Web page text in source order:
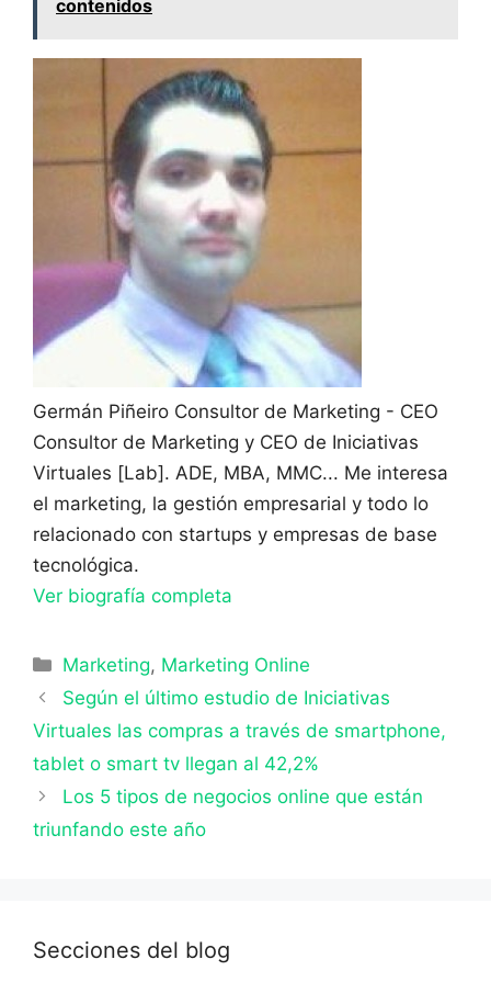
contenidos
Germán Piñeiro Consultor de Marketing - CEO
Consultor de Marketing y CEO de Iniciativas
Virtuales [Lab]. ADE, MBA, MMC... Me interesa
el marketing, la gestión empresarial y todo lo
relacionado con startups y empresas de base
tecnológica.
Ver biografía completa
Categorías
Marketing, Marketing Online
Según el último estudio de Iniciativas
Virtuales las compras a través de smartphone,
tablet o smart tv llegan al 42,2%
Los 5 tipos de negocios online que están
triunfando este año
Secciones del blog